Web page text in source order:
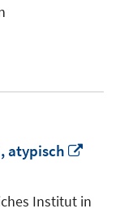
atypisch
Institut in